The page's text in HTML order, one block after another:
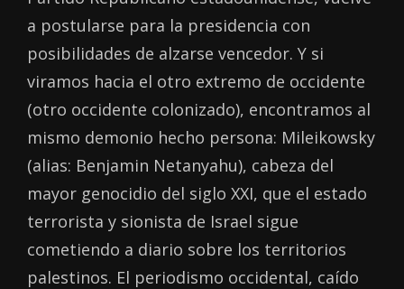
a postularse para la presidencia con
posibilidades de alzarse vencedor. Y si
viramos hacia el otro extremo de occidente
(otro occidente colonizado), encontramos al
mismo demonio hecho persona: Mileikowsky
(alias: Benjamin Netanyahu), cabeza del
mayor genocidio del siglo XXI, que el estado
terrorista y sionista de Israel sigue
cometiendo a diario sobre los territorios
palestinos. El periodismo occidental, caído